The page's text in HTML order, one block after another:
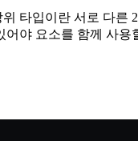
타입이란 서로 다른
야 요소를 함께 사용